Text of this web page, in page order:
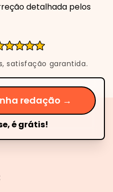
detalhada pelos
satisfação garantida.
redação →
é grátis!